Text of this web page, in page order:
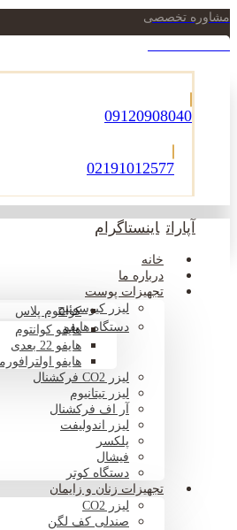
مشاوره تخصصی
09120908040
02191012577
آپارات اینستاگرام
خانه
درباره ما
تجهیزات پوست
لیزر کیوسوئیچکوانتوم پلاس
دستگاه هایفوهایفو کوانتوم
هایفو 22 بعدی
هایفو
لیزر CO2 فرکشنال
لیزر تیتانیوم
آر اف فرکشنال
لیزر اندولیفت
پلکسر
فیشال
دستگاه کوتر
تجهیزات زنان و زایمان
لیزر CO2
صندلی کف لگن